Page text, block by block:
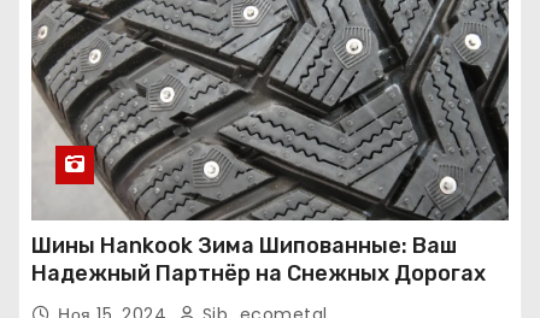
Шины Hankook Зима Шипованные: Ваш
Надежный Партнёр на Снежных Дорогах